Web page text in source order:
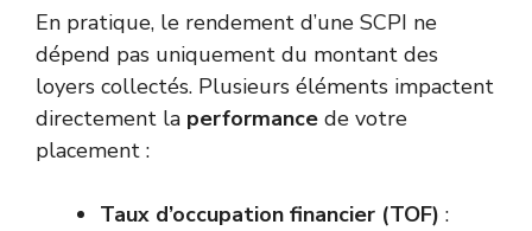
En pratique, le rendement d’une SCPI ne
dépend pas uniquement du montant des
loyers collectés. Plusieurs éléments impactent
directement la performance de votre
placement :
Taux d’occupation financier (TOF) :